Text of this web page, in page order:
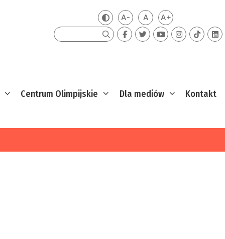
Zmień kontrast
A-Mniejsza czcionka
ADomyślna czcionka
A+Większa
Szukaj
Centrum Olimpijskie Dla mediów Kontakt